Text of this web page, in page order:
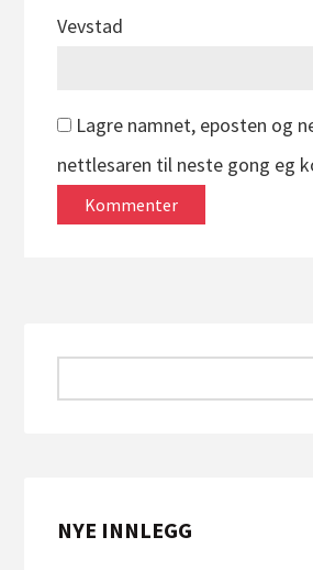
Vevstad
Lagre namnet, eposten og
nettlesaren til neste gong eg
NYE INNLEGG